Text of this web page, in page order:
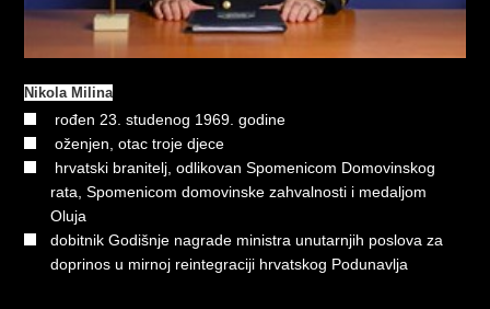
Nikola Milina
rođen 23. studenog 1969. godine
oženjen, otac troje djece
hrvatski branitelj, odlikovan Spomenicom Domovinskog
rata, Spomenicom domovinske zahvalnosti i medaljom
Oluja
dobitnik Godišnje nagrade ministra unutarnjih poslova za
doprinos u mirnoj reintegraciji hrvatskog Podunavlja